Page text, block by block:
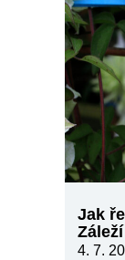
Jak
4. 7.